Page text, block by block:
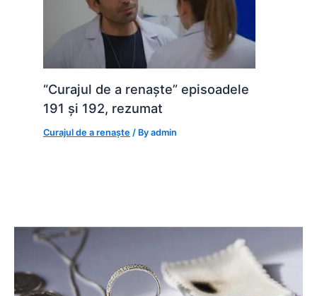
“Curajul de a renaște” episoadele
191 și 192, rezumat
Curajul de a renaște / Byadmin